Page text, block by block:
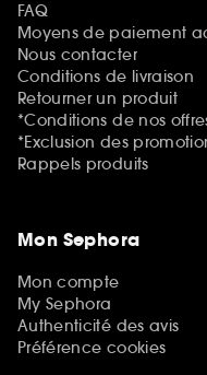
FAQ
Moyens de paiement
Nous contacter
Conditions de livraison
Retourner un produit
*Conditions de nos
*Exclusion des
Rappels produits
Mon Sephora
Mon compte
My Sephora
Authenticité des avis
Préférence cookies